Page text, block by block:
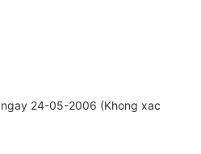
24-05-2006 (Khong xac